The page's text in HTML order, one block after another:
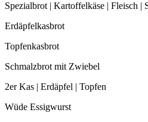
Spezialbrot | Kartoffelkäse | Fleisch |
Erdäpfelkasbrot
Topfenkasbrot
Schmalzbrot mit Zwiebel
2er Kas | Erdäpfel | Topfen
Wüde Essigwurst